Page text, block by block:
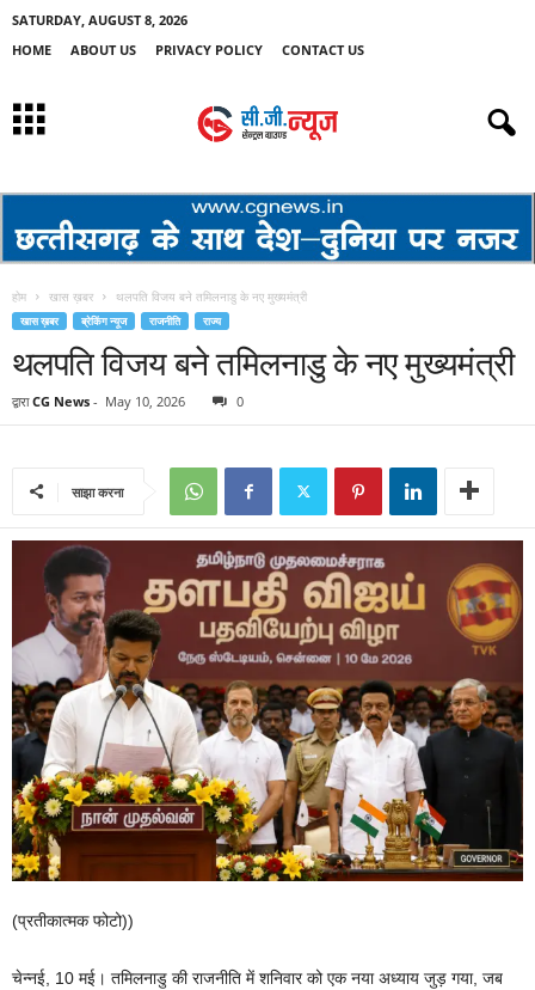
SATURDAY, AUGUST 8, 2026
HOME
ABOUT US PRIVACY POLICY CONTACT US
होम खास ख़बर थलपति विजय बने तमिलनाडु के नए मुख्यमंत्री
खास ख़बर ब्रेकिंग न्यूज राजनीति राज्य
थलपति विजय बने तमिलनाडु के नए मुख्यमंत्री
द्वारा CG News - May 10, 2026 0
साझा करना
(प्रतीकात्मक फोटो))
चेन्नई, 10 मई। तमिलनाडु की राजनीति में शनिवार को एक नया अध्याय जुड़ गया, जब